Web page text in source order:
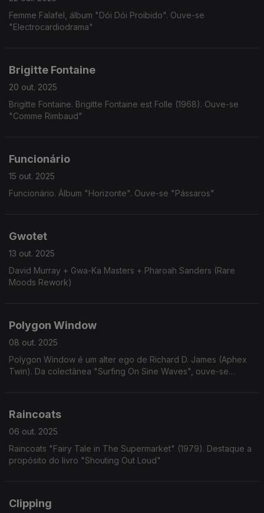
Femme Falafel, álbum "Dói Dói Proibido". Ouve-se
"Electrocardiodrama"
Brigitte Fontaine
20 out. 2025
Brigitte Fontaine. Brigitte Fontaine est Folle (1968). Ouve-se
"Comme Rimbaud"
Funcionário
15 out. 2025
Funcionário. Álbum "Horizonte". Ouve-se "Pássaros"
Gwotet
13 out. 2025
David Murray + Gwa-Ka Masters + Pharoah Sanders (Rare
Moods Rework)
Polygon Window
08 out. 2025
Polygon Window é um alter ego de Richard D. James (Aphex
Twin). Da colectânea "Surfing On Sine Waves", ouve-se
Raincoats
06 out. 2025
Raincoats "Fairy Tale in The Supermarket" (1979). Destaque a
propósito do livro "Shouting Out Loud"
Clipping